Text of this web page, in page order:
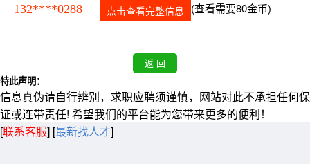
132****0288 点击查看完整信息 (查看需要80金币)
特此声明：
信息真伪请自行辨别，求职应聘须谨慎，网站对此不承担任何保
证或连带责任! 希望我们的平台能为您带来更多的便利！
[联系客服] [最新找人才]